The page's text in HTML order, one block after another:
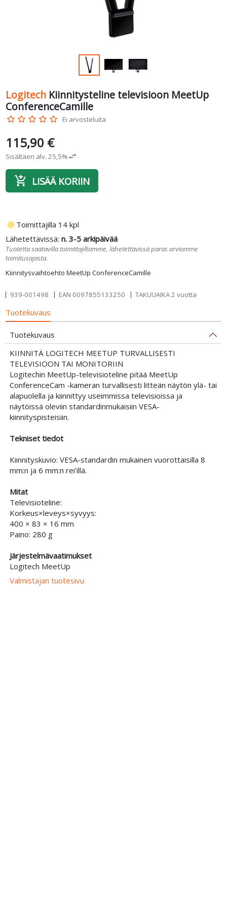
Logitech Kiinnitysteline televisioon MeetUp
ConferenceCamille
star_border star_border star_border star_border star_border Ei arvosteluita
Kiinnitysvaihtoehto MeetUp ConferenceCamille
115,90 €
Sisältäen alv. 25,5%swap_horiz
add_shopping_cart LISÄÄ KORIIN
fiber_manual_record Toimittajilla 14 kpl
Lähetettävissä:n. 3-5 arkipäivää
Tuotetta saatavilla toimittajiltamme, lähetettävissä paras arviomme
toimitusajasta.
939-001498 EAN 0097855133250 TAKUUAIKA 2 vuotta
Tuotekuvaus
Tuotekuvaus
KIINNITÄ LOGITECH MEETUP TURVALLISESTI
TELEVISIOON TAI MONITORIIN
Logitechin MeetUp-televisioteline pitää MeetUp
ConferenceCam -kameran turvallisesti litteän näytön ylä- tai
alapuolella ja kiinnittyy useimmissa televisioissa ja
näytöissä oleviin standardinmukaisiin VESA-
kiinnityspisteisiin.
Tekniset tiedot
Kiinnityskuvio: VESA-standardin mukainen vuorottaisilla 8
mm:n ja 6 mm:n rei’illä.
Mitat
Televisioteline:
Korkeus×leveys×syvyys:
400 × 83 × 16 mm
Paino: 280 g
Järjestelmävaatimukset
Logitech MeetUp
Valmistajan tuotesivu